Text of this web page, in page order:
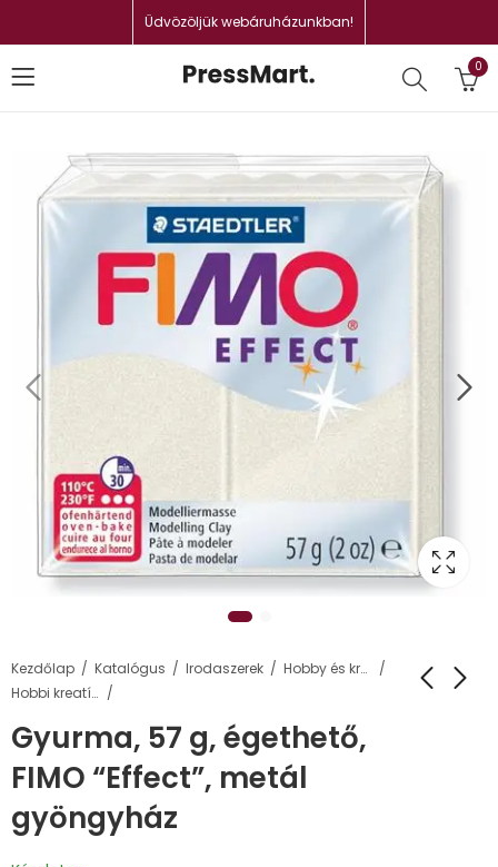
Üdvözöljük webáruházunkban!
0
Kezdőlap Katalógus Irodaszerek
Hobby és kreatív termékek
Hobbi kreatív gyurma
Gyurma, 57 g, égethető,
FIMO “Effect”, metál
gyöngyház